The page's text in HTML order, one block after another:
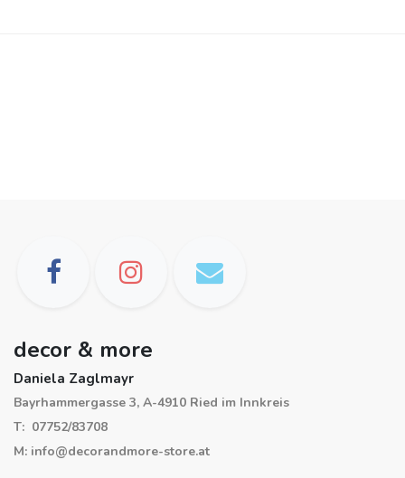
decor & more
Daniela Zaglmayr
Bayrhammergasse 3, A-4910 Ried im Innkreis
T: 07752/83708
M: info@decorandmore-store.at